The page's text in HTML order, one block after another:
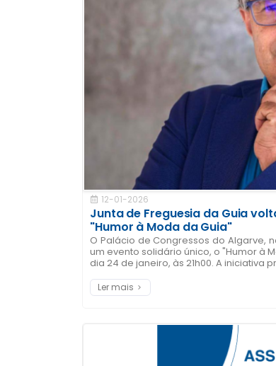
12-01-2026
Junta de Freguesia da Guia
"Humor à Moda da Guia"
O Palácio de Congressos do Algarve,
um evento solidário único, o "Humor à
dia 24 de janeiro, às 21h00. A iniciativa
Ler mais